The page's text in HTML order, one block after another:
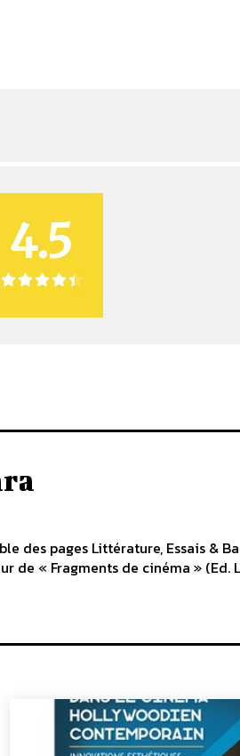
4.5
des pages Littérature, Essais &
de « Fragments de cinéma » (Ed.